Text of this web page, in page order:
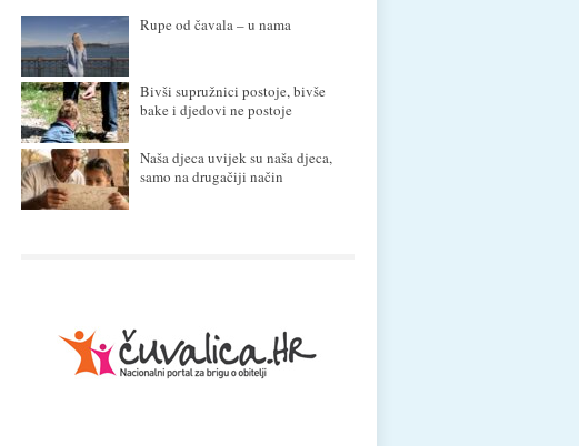
Rupe od čavala – u nama
Bivši supružnici postoje, bivše
bake i djedovi ne postoje
Naša djeca uvijek su naša djeca,
samo na drugačiji način